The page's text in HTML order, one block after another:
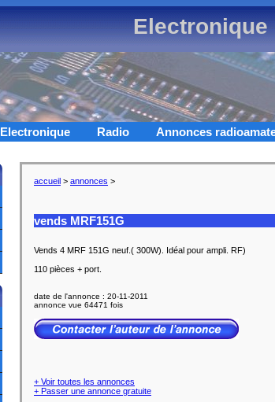
Electronique
Electronique Radio Annonces
accueil > annonces >
vends MRF151G
Vends 4 MRF 151G neuf.( 300W). Idéal pour ampli. RF)
110 pièces + port.
date de l'annonce : 20-11-2011
annonce vue 64471 fois
+ Voir toutes les annonces
+ Passer une annonce gratuite